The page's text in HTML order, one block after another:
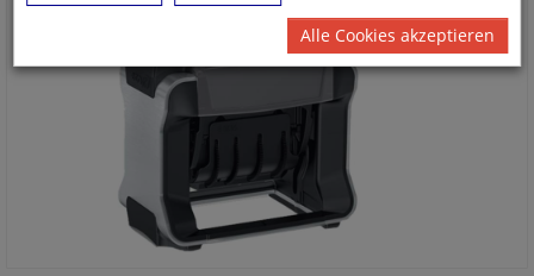
Alle Cookies akzeptieren